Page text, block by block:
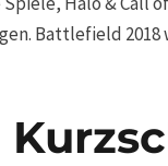
Battlefield